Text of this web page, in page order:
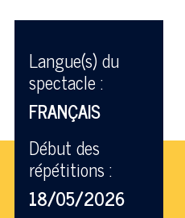
Langue(s) du
spectacle :
FRANÇAIS
Début des
répétitions :
18/05/2026